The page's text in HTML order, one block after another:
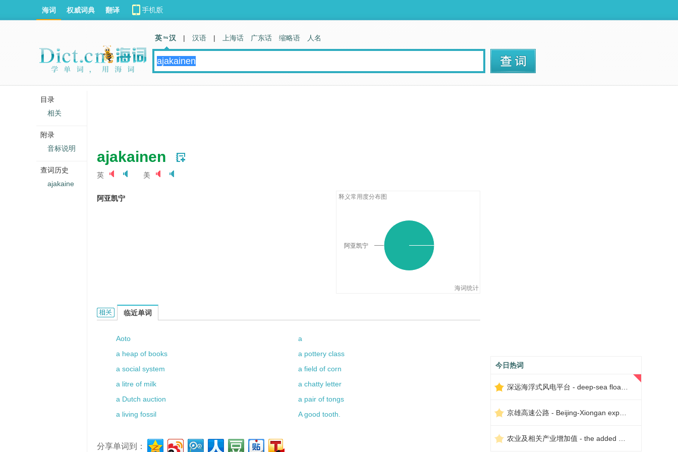
ajakainen
英 美
阿亚凯宁 释义常用度分布图
海词统计
阿亚凯宁
Ajakainen的相关资料：
临近单词
Aoto
a
a heap of books
a pottery class
a social system
a field of corn
a litre of milk
a chatty letter
a Dutch auction
a pair of tongs
a living fossil
A good tooth.
分享单词到：
今日热词
海词 权威词典 翻译
英 汉 | 汉语 | 上海话 广东话 缩略语 人名
目录
相关
附录
音标说明
查词历史
ajakaine